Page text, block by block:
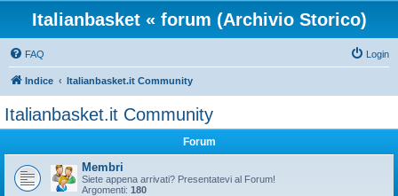
Italianbasket « forum (Archivio Storico)
FAQ Login
Indice Italianbasket.it Community
Italianbasket.it Community
Forum
Membri
Siete appena arrivati? Presentatevi al Forum!
Argomenti: 180